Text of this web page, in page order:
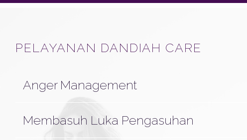
PELAYANAN DANDIAH CARE
Anger Management
Membasuh Luka Pengasuhan